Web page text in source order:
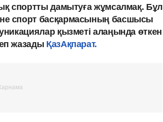
спортты дамытуға жұмсалмақ. Бұл
спорт басқармасының басшысы
қызметі алаңында өткен
жазадыҚазАқпарат.